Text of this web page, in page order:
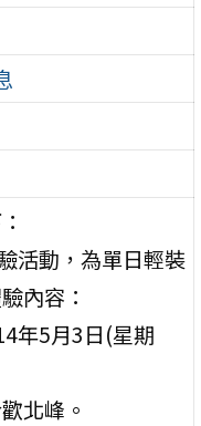
活動，為單日輕裝
內容：
年5月3日(星期
北峰。